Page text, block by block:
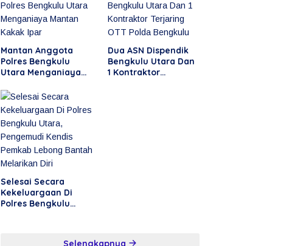
Mantan Anggota
Polres Bengkulu
Utara Menganiaya
Dua ASN Dispendik
Bengkulu Utara Dan
1 Kontraktor
Selesai Secara
Kekeluargaan Di
Polres Bengkulu
Selengkapnya